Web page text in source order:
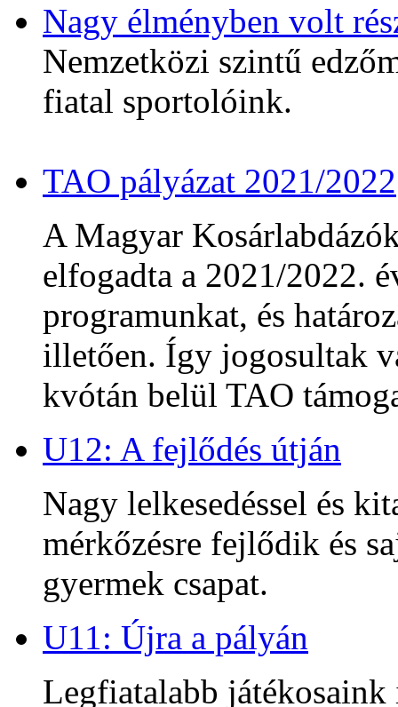
Nagy élményben volt
Nemzetközi szintű
fiatal sportolóink.
TAO pályázat 2021/2022
A Magyar
elfogadta a 2021/2022.
programunkat, és
illetően. Így jogosultak
kvótán belül TAO
U12: A fejlődés útján
Nagy lelkesedéssel és
mérkőzésre fejlődik és
gyermek csapat.
U11: Újra a pályán
Legfiatalabb